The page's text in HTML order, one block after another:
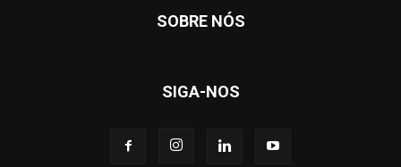
SOBRE NÓS
SIGA-NOS